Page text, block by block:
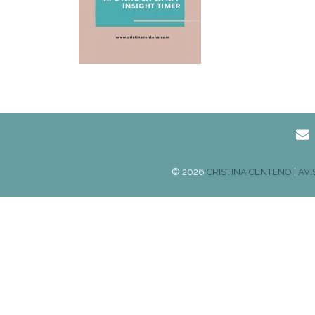
© 2026 CRISTINA CENTENO